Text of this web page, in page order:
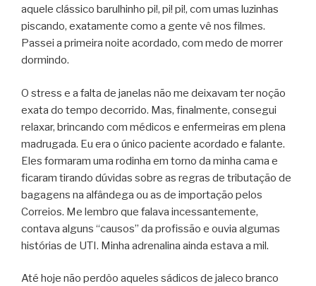
aquele clássico barulhinho pi!, pi! pi!, com umas luzinhas
piscando, exatamente como a gente vê nos filmes.
Passei a primeira noite acordado, com medo de morrer
dormindo.
O stress e a falta de janelas não me deixavam ter noção
exata do tempo decorrido. Mas, finalmente, consegui
relaxar, brincando com médicos e enfermeiras em plena
madrugada. Eu era o único paciente acordado e falante.
Eles formaram uma rodinha em torno da minha cama e
ficaram tirando dúvidas sobre as regras de tributação de
bagagens na alfândega ou as de importação pelos
Correios. Me lembro que falava incessantemente,
contava alguns “causos” da profissão e ouvia algumas
histórias de UTI. Minha adrenalina ainda estava a mil.
Até hoje não perdôo aqueles sádicos de jaleco branco